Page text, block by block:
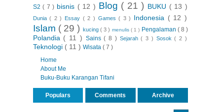
S2( 7 ) bisnis ( 12 ) Blog ( 21 ) BUKU ( 13 )
Dunia( 2 ) Essay ( 2 ) Games( 3 ) Indonesia ( 12 )
Islam ( 29 ) kucing ( 3 ) menulis ( 1 ) Pengalaman ( 8 )
Polandia ( 11 ) Sains( 8 ) Sejarah( 3 ) Sosok( 2 )
Teknologi ( 11 ) Wisata ( 7 )
Home
About Me
Buku-Buku Karangan Tifani
Populars Comments Archive